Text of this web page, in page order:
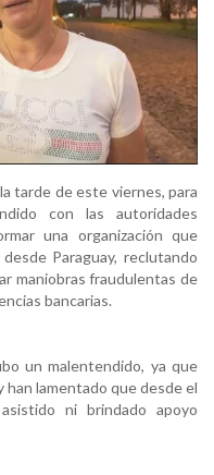
tarde de este viernes, para
con las autoridades
una organización que
Paraguay, reclutando
maniobras fraudulentas de
bancarias.
un malentendido, ya que
lamentado que desde el
ni brindado apoyo